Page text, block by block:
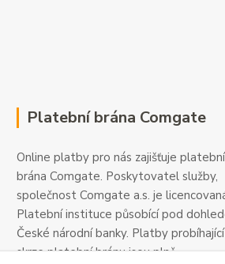
Platební brána Comgate
Online platby pro nás zajišťuje platební
brána Comgate. Poskytovatel služby,
společnost Comgate a.s. je
Platební instituce působící pod
České národní banky. Platby probíhající
skrze platební bránu jsou plně